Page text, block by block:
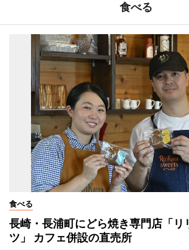
食べる
食べる
長崎・長浦町にどら焼き専門店「リ
ツ」 カフェ併設の直売所